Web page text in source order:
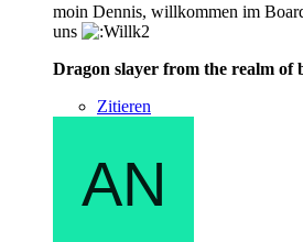
moin Dennis, willkommen im
uns
Dragon slayer from the realm of
Zitieren